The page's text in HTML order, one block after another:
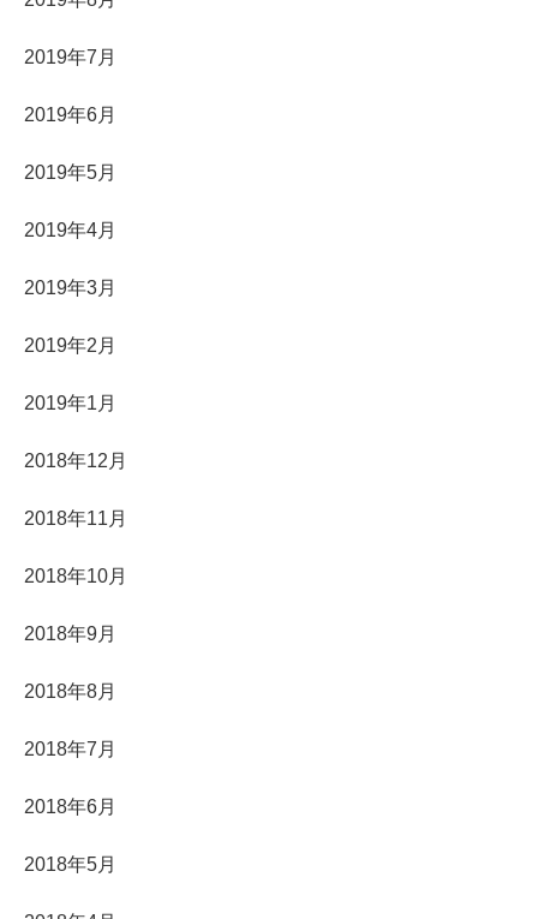
2019年7月
2019年6月
2019年5月
2019年4月
2019年3月
2019年2月
2019年1月
2018年12月
2018年11月
2018年10月
2018年9月
2018年8月
2018年7月
2018年6月
2018年5月